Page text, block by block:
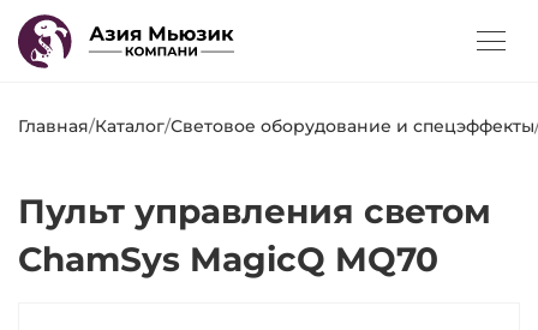
Главная/Каталог/Световое оборудование и спецэффекты
Пульт управления светом
ChamSys MagicQ MQ70